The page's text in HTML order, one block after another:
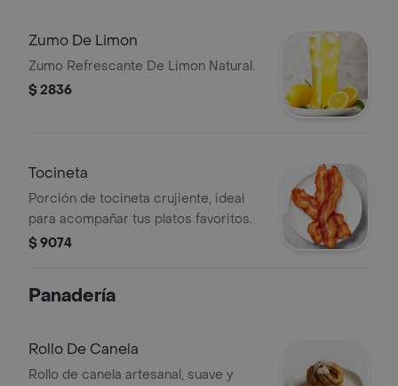
Zumo De Limon
Zumo Refrescante De Limon Natural.
$ 2836
Tocineta
Porción de tocineta crujiente, ideal
para acompañar tus platos favoritos.
$ 9074
Panadería
Rollo De Canela
Rollo de canela artesanal, suave y